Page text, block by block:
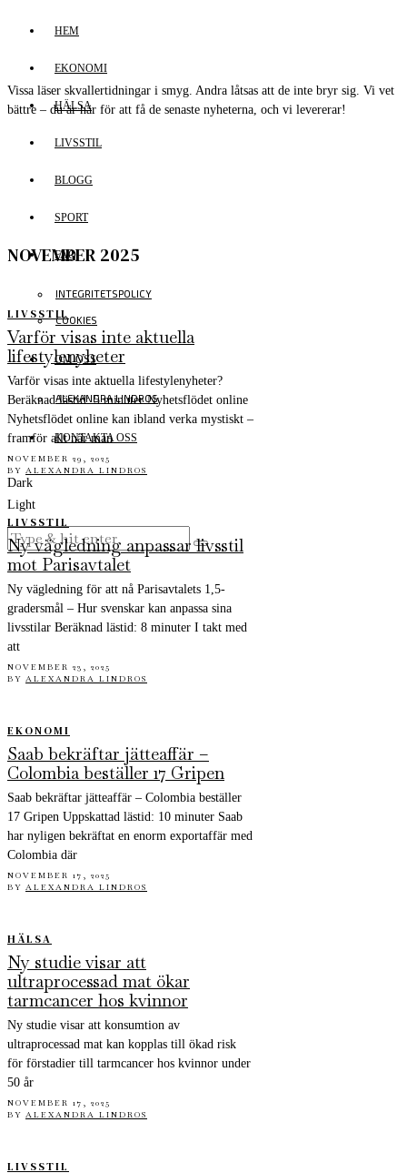
HEM
EKONOMI
HÄLSA
LIVSSTIL
BLOGG
SPORT
FAQ
INTEGRITETSPOLICY
COOKIES
OM OSS
ALEXANDRA LINDROS
KONTAKTA OSS
Dark
Light
Vissa läser skvallertidningar i smyg. Andra låtsas att de inte bryr sig. Vi vet
bättre – du är här för att få de senaste nyheterna, och vi levererar!
NOVEMBER 2025
LIVSSTIL
Varför visas inte aktuella
lifestylenyheter
Varför visas inte aktuella lifestylenyheter?
Beräknad lästid: 5 minuter Nyhetsflödet online
Nyhetsflödet online kan ibland verka mystiskt –
framför allt när man
NOVEMBER 29, 2025
BY ALEXANDRA LINDROS
LIVSSTIL
Ny vägledning anpassar livsstil
mot Parisavtalet
Ny vägledning för att nå Parisavtalets 1,5-
gradersmål – Hur svenskar kan anpassa sina
livsstilar Beräknad lästid: 8 minuter I takt med
att
NOVEMBER 23, 2025
BY ALEXANDRA LINDROS
EKONOMI
Saab bekräftar jätteaffär –
Colombia beställer 17 Gripen
Saab bekräftar jätteaffär – Colombia beställer
17 Gripen Uppskattad lästid: 10 minuter Saab
har nyligen bekräftat en enorm exportaffär med
Colombia där
NOVEMBER 17, 2025
BY ALEXANDRA LINDROS
HÄLSA
Ny studie visar att
ultraprocessad mat ökar
tarmcancer hos kvinnor
Ny studie visar att konsumtion av
ultraprocessad mat kan kopplas till ökad risk
för förstadier till tarmcancer hos kvinnor under
50 år
NOVEMBER 17, 2025
BY ALEXANDRA LINDROS
LIVSSTIL